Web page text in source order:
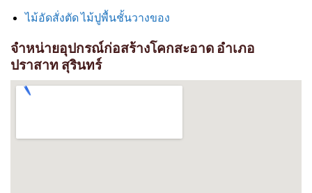
ไม้อัดสั่งตัด ไม้ปูพื้นชั้นวางของ
จำหน่ายอุปกรณ์ก่อสร้างโคกสะอาด อำเภอ
ปราสาท สุรินทร์